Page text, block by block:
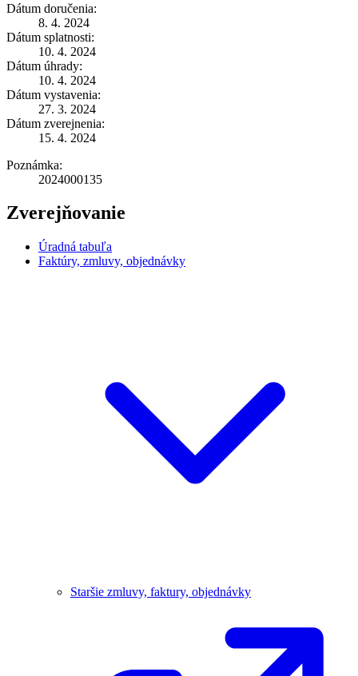
Dátum doručenia:
8. 4. 2024
Dátum splatnosti:
10. 4. 2024
Dátum úhrady:
10. 4. 2024
Dátum vystavenia:
27. 3. 2024
Dátum zverejnenia:
15. 4. 2024
Poznámka:
2024000135
Zverejňovanie
Úradná tabuľa
Faktúry, zmluvy, objednávky
Staršie zmluvy, faktury, objednávky